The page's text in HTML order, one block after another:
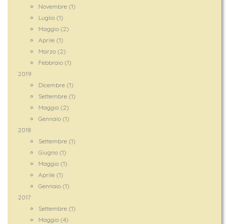
Novembre (1)
Luglio (1)
Maggio (2)
Aprile (1)
Marzo (2)
Febbraio (1)
2019
Dicembre (1)
Settembre (1)
Maggio (2)
Gennaio (1)
2018
Settembre (1)
Giugno (1)
Maggio (1)
Aprile (1)
Gennaio (1)
2017
Settembre (1)
Maggio (4)